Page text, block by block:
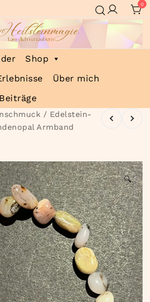
0
Shop
Über mich
Beiträge
/ Edelstein-
Armband
🔍